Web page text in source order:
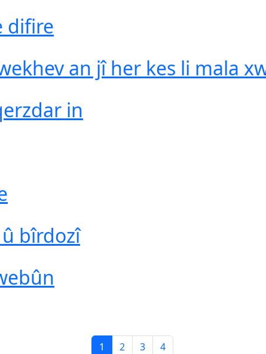
difire
an jî her kes li mala
in
bîrdozî
1 2 3 4